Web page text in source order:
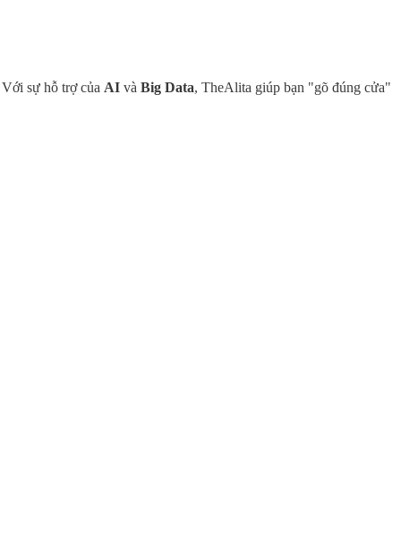
sự hỗ trợ của AI và Big Data, TheAlita giúp bạn "gõ đúng cửa"